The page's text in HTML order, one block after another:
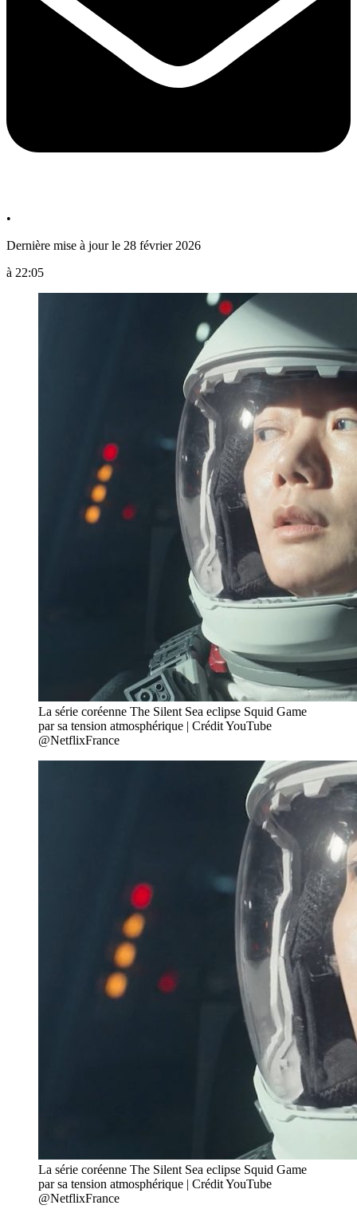
•
Dernière mise à jour le 28 février 2026
à 22:05
La série coréenne The Silent Sea eclipse Squid Game
par sa tension atmosphérique | Crédit YouTube
@NetflixFrance
La série coréenne The Silent Sea eclipse Squid Game
par sa tension atmosphérique | Crédit YouTube
@NetflixFrance